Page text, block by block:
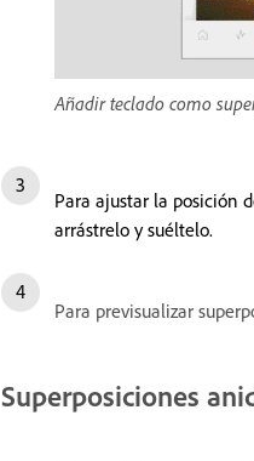
Añadir teclado como
Para ajustar la posición
arrástrelo y suéltelo.
Para previsualizar
Superposiciones